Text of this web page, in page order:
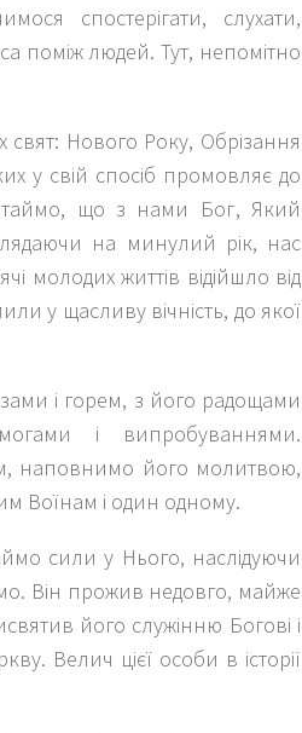
спостерігати, слухати,
поміж людей. Тут, непомітно
свят: Нового Року, Обрізання
у свій спосіб промовляє до
що з нами Бог, Який
на минулий рік, нас
молодих життів відійшло від
у щасливу вічність, до якої
і горем, з його радощами
і випробуваннями.
наповнимо його молитвою,
Воїнам і один одному.
сили у Нього, наслідуючи
Він прожив недовго, майже
його служінню Богові і
Велич цієї особи в історії